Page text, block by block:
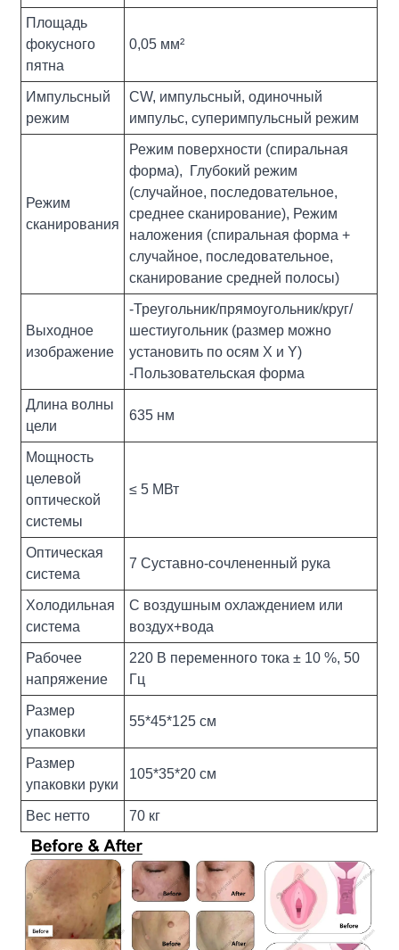
Площадь
фокусного
пятна
0,05 мм²
Импульсный
режим
CW, импульсный, одиночный
импульс, суперимпульсный режим
Режим
сканирования
Режим поверхности (спиральная
форма), Глубокий режим
(случайное, последовательное,
среднее сканирование), Режим
наложения (спиральная форма +
случайное, последовательное,
сканирование средней полосы)
Выходное
изображение
-Треугольник/прямоугольник/круг/
шестиугольник (размер можно
установить по осям X и Y)
-Пользовательская форма
Длина волны
цели
635 нм
Мощность
целевой
оптической
системы
≤ 5 МВт
Оптическая
система
7 Суставно-сочлененный рука
Холодильная
система
С воздушным охлаждением или
воздух+вода
Рабочее
напряжение
220 В переменного тока ± 10 %, 50
Гц
Размер
упаковки
55*45*125 см
Размер
упаковки руки
105*35*20 см
Вес нетто 70 кг